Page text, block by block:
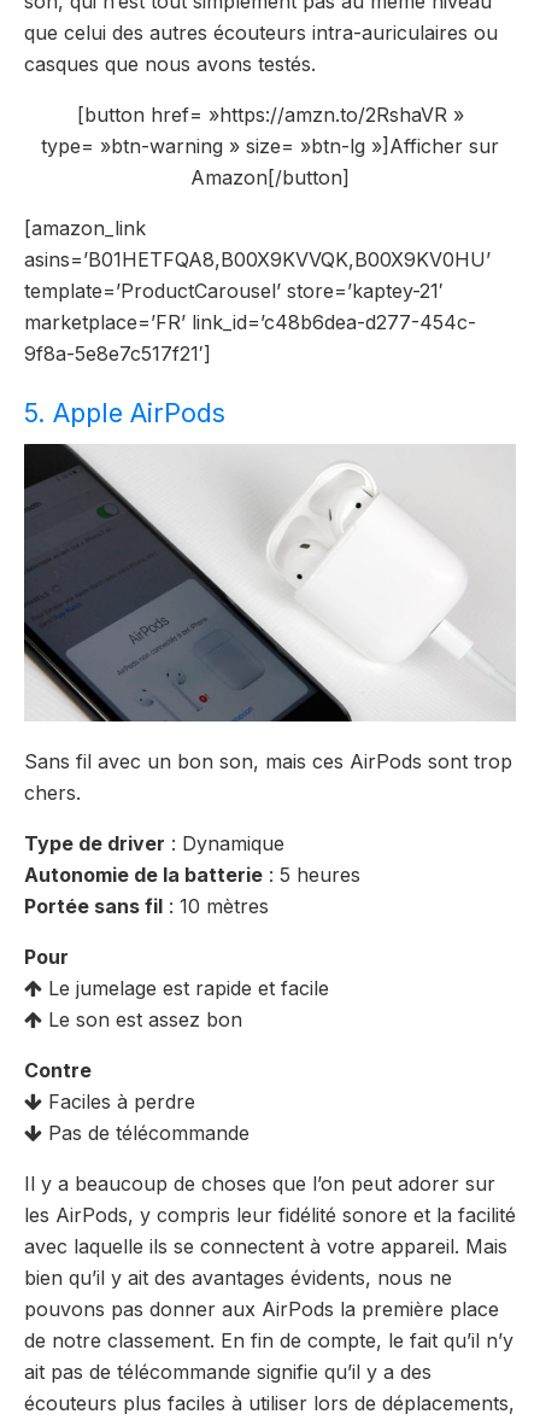
que celui des autres écouteurs intra-auriculaires ou
casques que nous avons testés.
[button href= »https://amzn.to/2RshaVR »
type= »btn-warning » size= »btn-lg »]Afficher sur
Amazon[/button]
[amazon_link
asins=’B01HETFQA8,B00X9KVVQK,B00X9KV0HU’
template=’ProductCarousel’ store=’kaptey-21′
marketplace=’FR’ link_id=’c48b6dea-d277-454c-
9f8a-5e8e7c517f21′]
5. Apple AirPods
Sans fil avec un bon son, mais ces AirPods sont trop
chers.
Type de driver : Dynamique
Autonomie de la batterie : 5 heures
Portée sans fil : 10 mètres
Pour
Le jumelage est rapide et facile
Le son est assez bon
Contre
Faciles à perdre
Pas de télécommande
Il y a beaucoup de choses que l’on peut adorer sur
les AirPods, y compris leur fidélité sonore et la facilité
avec laquelle ils se connectent à votre appareil. Mais
bien qu’il y ait des avantages évidents, nous ne
pouvons pas donner aux AirPods la première place
de notre classement. En fin de compte, le fait qu’il n’y
ait pas de télécommande signifie qu’il y a des
écouteurs plus faciles à utiliser lors de déplacements,